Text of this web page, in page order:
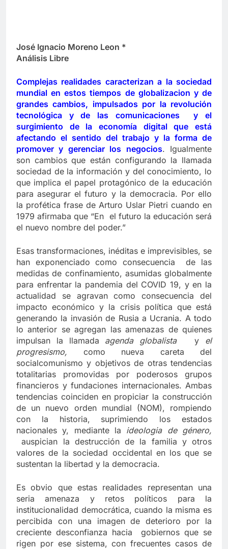
José Ignacio Moreno Leon *
Análisis Libre
Complejas realidades caracterizan a la sociedad
mundial en estos tiempos de globalizacion y de
grandes cambios, impulsados por la revolución
tecnológica y de las comunicaciones y el
surgimiento de la economía digital que está
afectando el sentido del trabajo y la forma de
promover y gerenciar los negocios. Igualmente
son cambios que están configurando la llamada
sociedad de la información y del conocimiento, lo
que implica el papel protagónico de la educación
para asegurar el futuro y la democracia. Por ello
la profética frase de Arturo Uslar Pietri cuando en
1979 afirmaba que “En el futuro la educación será
el nuevo nombre del poder.”
Esas transformaciones, inéditas e imprevisibles, se
han exponenciado como consecuencia de las
medidas de confinamiento, asumidas globalmente
para enfrentar la pandemia del COVID 19, y en la
actualidad se agravan como consecuencia del
impacto económico y la crisis política que está
generando la invasión de Rusia a Ucrania. A todo
lo anterior se agregan las amenazas de quienes
impulsan la llamada agenda globalistay el
progresismo, como nueva careta del
socialcomunismo y objetivos de otras tendencias
totalitarias promovidas por poderosos grupos
financieros y fundaciones internacionales. Ambas
tendencias coinciden en propiciar la construcción
de un nuevo orden mundial (NOM), rompiendo
con la historia, suprimiendo los estados
nacionales y, mediante la ideologia de género,
auspician la destrucción de la familia y otros
valores de la sociedad occidental en los que se
sustentan la libertad y la democracia.
Es obvio que estas realidades representan una
seria amenaza y retos políticos para la
institucionalidad democrática, cuando la misma es
percibida con una imagen de deterioro por la
creciente desconfianza hacia gobiernos que se
rigen por ese sistema, con frecuentes casos de